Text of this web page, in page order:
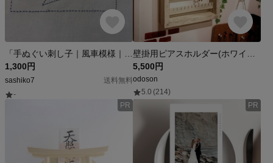
1,300円
sashiko7
送料無料
-
5,500円
odoson
5.0 (214)
PR
PR